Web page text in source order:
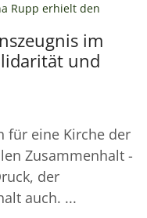
Rupp erhielt den
im
und
für eine Kirche der
Zusammenhalt -
der
auch. ...